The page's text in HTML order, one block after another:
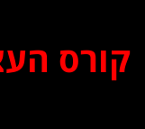
קורס